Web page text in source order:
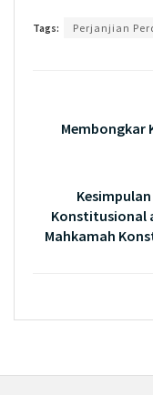
Tags: Perjanjian
Membongkar
Konstitusional
Mahkamah